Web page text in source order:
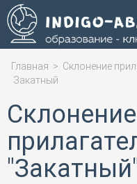
Главная > Склонение
Закатный
Склонение